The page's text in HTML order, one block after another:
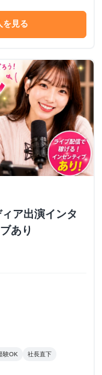
を見る
ア出演インタ
あり
験OK 社長直下